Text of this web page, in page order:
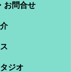
お問合せ
ジオ